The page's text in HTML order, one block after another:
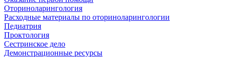
Оториноларингология
Расходные материалы по оториноларингологии
Педиатрия
Проктология
Сестринское дело
Демонстрационные ресурсы